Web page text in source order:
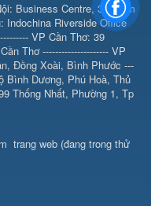
Business Centre, 360 Kim
Indochina Riverside Office
VP Cần Thơ: 39
Thơ --------------------- VP
Đồng Xoài, Bình Phước ---
Bình Dương, Phú Hoà, Thủ
Thống Nhất, Phường 1, Tp
trang web (đang trong thử